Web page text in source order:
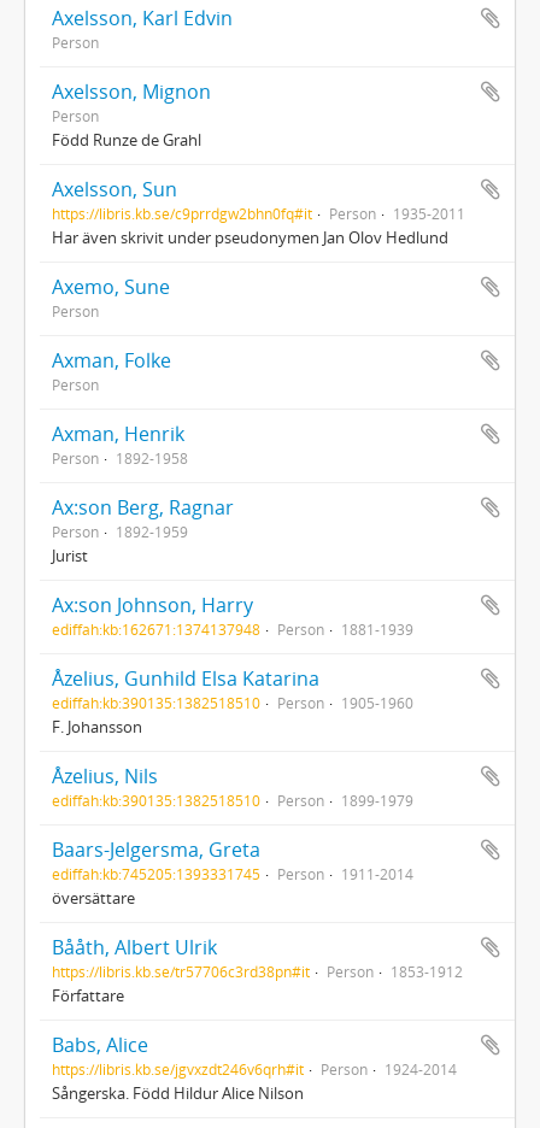
Axelsson, Karl Edvin
Person
Axelsson, Mignon
Person
Född Runze de Grahl
Axelsson, Sun
https://libris.kb.se/c9prrdgw2bhn0fq#it Person 1935-2011
Har även skrivit under pseudonymen Jan Olov Hedlund
Axemo, Sune
Person
Axman, Folke
Person
Axman, Henrik
Person 1892-1958
Ax:son Berg, Ragnar
Person 1892-1959
Jurist
Ax:son Johnson, Harry
ediffah:kb:162671:1374137948 Person 1881-1939
Åzelius, Gunhild Elsa Katarina
ediffah:kb:390135:1382518510 Person 1905-1960
F. Johansson
Åzelius, Nils
ediffah:kb:390135:1382518510 Person 1899-1979
Baars-Jelgersma, Greta
ediffah:kb:745205:1393331745 Person 1911-2014
översättare
Bååth, Albert Ulrik
https://libris.kb.se/tr57706c3rd38pn#it Person 1853-1912
Författare
Babs, Alice
https://libris.kb.se/jgvxzdt246v6qrh#it Person 1924-2014
Sångerska. Född Hildur Alice Nilson